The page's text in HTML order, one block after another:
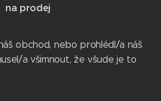
na prodej
obchod, nebo prohlédl/a náš
a všimnout, že všude je to